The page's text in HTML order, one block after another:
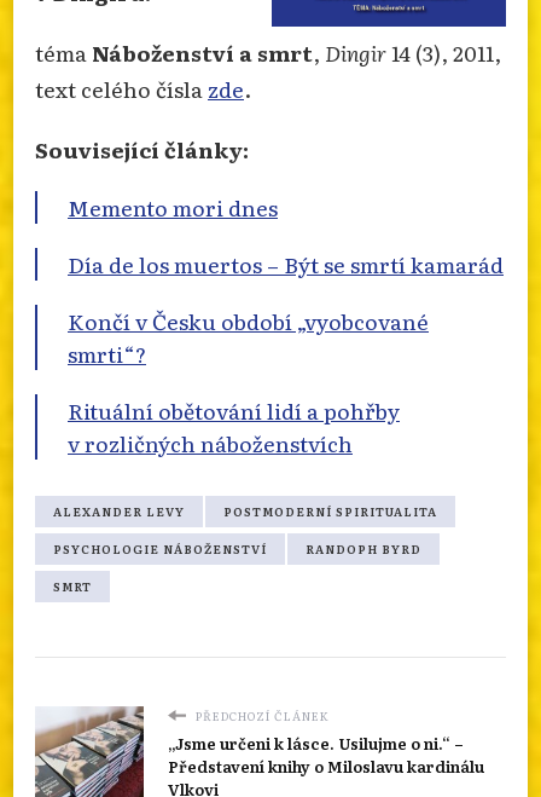
téma Náboženství a smrt, Dingir14 (3), 2011,
text celého čísla zde.
Související články:
Memento mori dnes
Día de los muertos – Být se smrtí kamarád
Končí v Česku období „vyobcované
smrti“?
Rituální obětování lidí a pohřby
v rozličných náboženstvích
ALEXANDER LEVY POSTMODERNÍ SPIRITUALITA
PSYCHOLOGIE NÁBOŽENSTVÍ RANDOPH BYRD
SMRT
PŘEDCHOZÍ ČLÁNEK
„Jsme určeni k lásce. Usilujme o ni.“ –
Představení knihy o Miloslavu kardinálu
Vlkovi